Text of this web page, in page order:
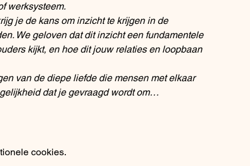
werksysteem.
je de kans om inzicht te krijgen in de
We geloven dat dit inzicht een fundamentele
kijkt, en hoe dit jouw relaties en loopbaan
van de diepe liefde die mensen met elkaar
dat je gevraagd wordt om…
cookies.